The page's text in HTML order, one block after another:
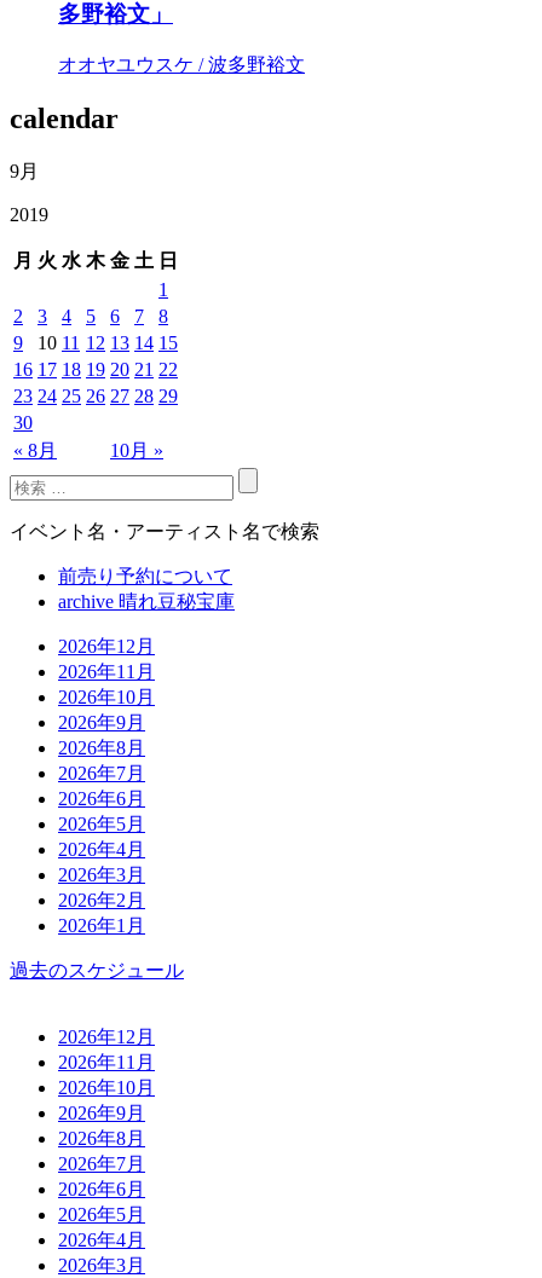
多野裕文」
オオヤユウスケ / 波多野裕文
calendar
9月
2019
月 火 水 木 金 土 日
« 8月 10月 »
1
2
3 4 5 6 7
8
9
10 11 12 13 14 15
16 17 18 19 20 21 22
23 24 25 26 27 28 29
30
イベント名・アーティスト名で検索
前売り予約について
archive 晴れ豆秘宝庫
2026年12月
2026年11月
2026年10月
2026年9月
2026年8月
2026年7月
2026年6月
2026年5月
2026年4月
2026年3月
2026年2月
2026年1月
過去のスケジュール
2026年12月
2026年11月
2026年10月
2026年9月
2026年8月
2026年7月
2026年6月
2026年5月
2026年4月
2026年3月